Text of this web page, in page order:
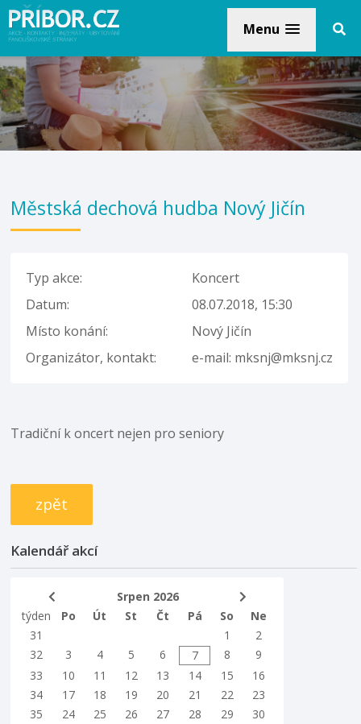
Menu
Městská dechová hudba Nový Jičín
Typ akce:
Koncert
Datum:
08.07.2018, 15:30
Místo konání:
Nový Jičín
Organizátor, kontakt:
e-mail: mksnj@mksnj.cz
Tradiční k oncert nejen pro seniory
zpět
Kalendář akcí
Srpen 2026
týden
Po Út St Čt Pá So
Ne
31
1
2
32
3 4 5 6 7 8
9
33
10 11 12 13 14 15
16
34
17 18 19 20 21 22
23
35
24 25 26 27 28 29
30